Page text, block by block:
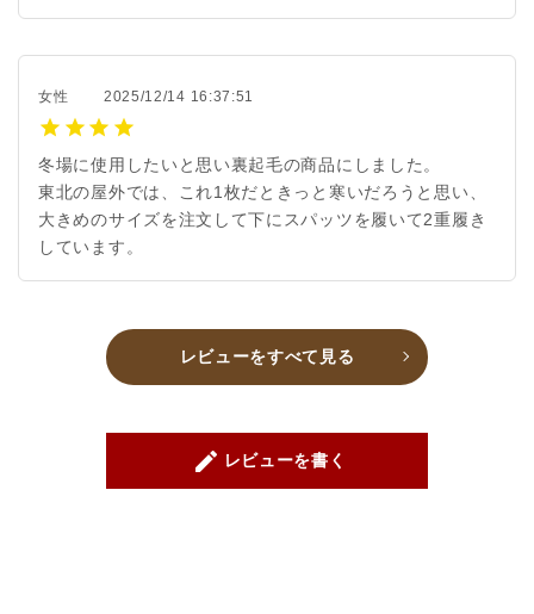
女性 2025/12/14 16:37:51
冬場に使用したいと思い裏起毛の商品にしました。
東北の屋外では、これ1枚だときっと寒いだろうと思い、
大きめのサイズを注文して下にスパッツを履いて2重履き
しています。
レビューをすべて見る
create レビューを書く